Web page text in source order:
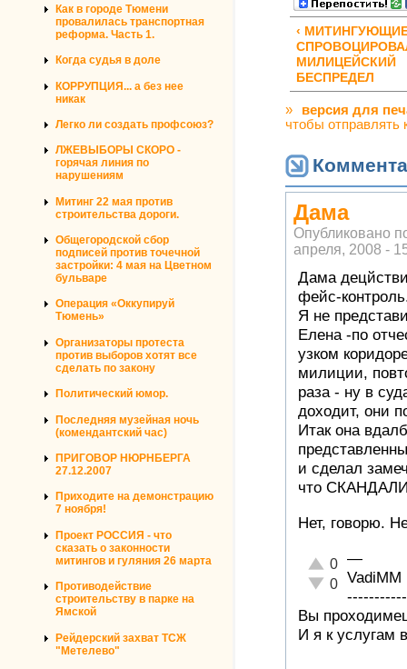
Как в городе Тюмени
провалилась транспортная
реформа. Часть 1.
Когда судья в доле
КОРРУПЦИЯ... а без нее
никак
Легко ли создать профсоюз?
ЛЖЕВЫБОРЫ СКОРО -
горячая линия по
нарушениям
Митинг 22 мая против
строительства дороги.
Общегородской сбор
подписей против точечной
застройки: 4 мая на Цветном
бульваре
Операция «Оккупируй
Тюмень»
Организаторы протеста
против выборов хотят все
сделать по закону
Политический юмор.
Последняя музейная ночь
(комендантский час)
ПРИГОВОР НЮРНБЕРГА
27.12.2007
Приходите на демонстрацию
7 ноября!
Проект РОССИЯ - что
сказать о законности
митингов и гуляния 26 марта
Противодействие
строительству в парке на
Ямской
Рейдерский захват ТСЖ
"Метелево"
‹
МИЛИЦЕЙСКИЙ
БЕСПРЕДЕЛ
»
версия для
чтобы отправлять
Дама
Опубликовано
апреля, 2008 -
Дама
фейс-
Я не
Елена -по
узком
милиции,
раза - ну в
доходит, они
Итак она
и сделал
что
Нет, говорю.
Отлично!
0
Неадекватно!
0
—
VadiMM
Вы
И я к услугам